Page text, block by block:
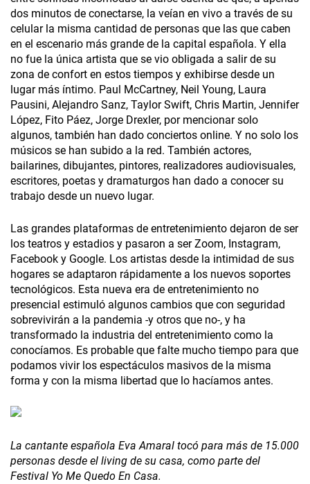
dos minutos de conectarse, la veían en vivo a través de su
celular la misma cantidad de personas que las que caben
en el escenario más grande de la capital española. Y ella
no fue la única artista que se vio obligada a salir de su
zona de confort en estos tiempos y exhibirse desde un
lugar más íntimo. Paul McCartney, Neil Young, Laura
Pausini, Alejandro Sanz, Taylor Swift, Chris Martin, Jennifer
López, Fito Páez, Jorge Drexler, por mencionar solo
algunos, también han dado conciertos online. Y no solo los
músicos se han subido a la red. También actores,
bailarines, dibujantes, pintores, realizadores audiovisuales,
escritores, poetas y dramaturgos han dado a conocer su
trabajo desde un nuevo lugar.
Las grandes plataformas de entretenimiento dejaron de ser
los teatros y estadios y pasaron a ser Zoom, Instagram,
Facebook y Google. Los artistas desde la intimidad de sus
hogares se adaptaron rápidamente a los nuevos soportes
tecnológicos. Esta nueva era de entretenimiento no
presencial estimuló algunos cambios que con seguridad
sobrevivirán a la pandemia -y otros que no-, y ha
transformado la industria del entretenimiento como la
conocíamos. Es probable que falte mucho tiempo para que
podamos vivir los espectáculos masivos de la misma
forma y con la misma libertad que lo hacíamos antes.
La cantante española Eva Amaral tocó para más de 15.000
personas desde el living de su casa, como parte del
Festival Yo Me Quedo En Casa.